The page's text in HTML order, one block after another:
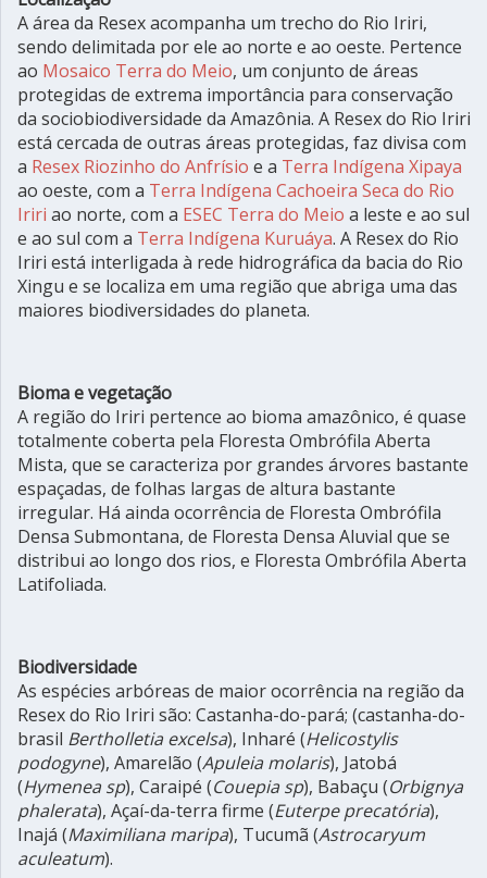
A área da Resex acompanha um trecho do Rio Iriri,
sendo delimitada por ele ao norte e ao oeste. Pertence
ao Mosaico Terra do Meio, um conjunto de áreas
protegidas de extrema importância para conservação
da sociobiodiversidade da Amazônia. A Resex do Rio Iriri
está cercada de outras áreas protegidas, faz divisa com
a Resex Riozinho do Anfrísio e a Terra Indígena Xipaya
ao oeste, com a Terra Indígena Cachoeira Seca do Rio
Iriri ao norte, com a ESEC Terra do Meio a leste e ao sul
e ao sul com a Terra Indígena Kuruáya. A Resex do Rio
Iriri está interligada à rede hidrográfica da bacia do Rio
Xingu e se localiza em uma região que abriga uma das
maiores biodiversidades do planeta.
Bioma e vegetação
A região do Iriri pertence ao bioma amazônico, é quase
totalmente coberta pela Floresta Ombrófila Aberta
Mista, que se caracteriza por grandes árvores bastante
espaçadas, de folhas largas de altura bastante
irregular. Há ainda ocorrência de Floresta Ombrófila
Densa Submontana, de Floresta Densa Aluvial que se
distribui ao longo dos rios, e Floresta Ombrófila Aberta
Latifoliada.
Biodiversidade
As espécies arbóreas de maior ocorrência na região da
Resex do Rio Iriri são: Castanha-do-pará; (castanha-do-
brasil Bertholletia excelsa), Inharé (Helicostylis
podogyne), Amarelão (Apuleia molaris), Jatobá
(Hymenea sp), Caraipé (Couepia sp), Babaçu (Orbignya
phalerata), Açaí-da-terra firme (Euterpe precatória),
Inajá (Maximiliana maripa), Tucumã (Astrocaryum
aculeatum).